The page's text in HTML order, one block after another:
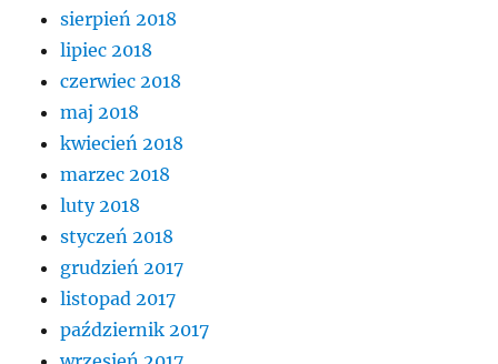
sierpień 2018
lipiec 2018
czerwiec 2018
maj 2018
kwiecień 2018
marzec 2018
luty 2018
styczeń 2018
grudzień 2017
listopad 2017
październik 2017